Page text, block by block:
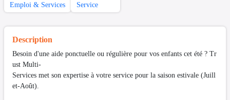
Emploi & Services Service
Description
Besoin d'une aide ponctuelle ou régulière pour vos enfants cet été ? Tr
ust Multi-
Services met son expertise à votre service pour la saison estivale (Juill
et-Août).